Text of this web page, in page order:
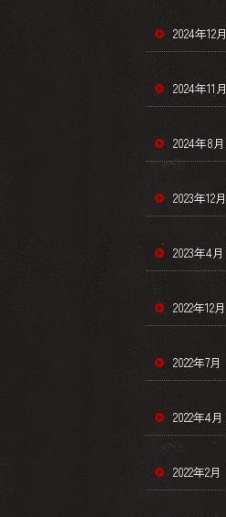
2024年12月
2024年11月
2024年8月
2023年12月
2023年4月
2022年12月
2022年7月
2022年4月
2022年2月